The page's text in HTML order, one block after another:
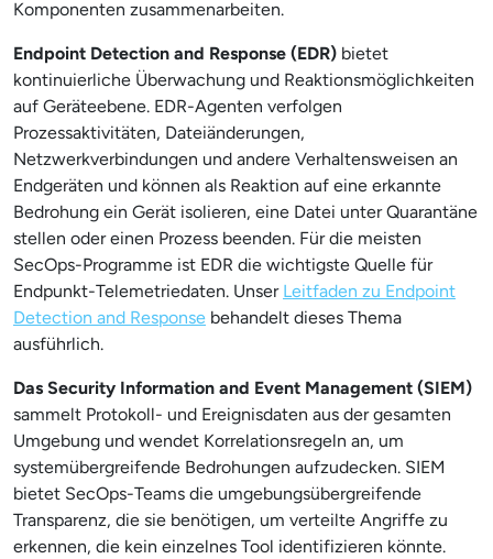
Komponenten zusammenarbeiten.
Endpoint Detection and Response (EDR) bietet
kontinuierliche Überwachung und Reaktionsmöglichkeiten
auf Geräteebene. EDR-Agenten verfolgen
Prozessaktivitäten, Dateiänderungen,
Netzwerkverbindungen und andere Verhaltensweisen an
Endgeräten und können als Reaktion auf eine erkannte
Bedrohung ein Gerät isolieren, eine Datei unter Quarantäne
stellen oder einen Prozess beenden. Für die meisten
SecOps-Programme ist EDR die wichtigste Quelle für
Endpunkt-Telemetriedaten. Unser Leitfaden zu Endpoint
Detection and Response behandelt dieses Thema
ausführlich.
Das Security Information and Event Management (SIEM)
sammelt Protokoll- und Ereignisdaten aus der gesamten
Umgebung und wendet Korrelationsregeln an, um
systemübergreifende Bedrohungen aufzudecken. SIEM
bietet SecOps-Teams die umgebungsübergreifende
Transparenz, die sie benötigen, um verteilte Angriffe zu
erkennen, die kein einzelnes Tool identifizieren könnte.